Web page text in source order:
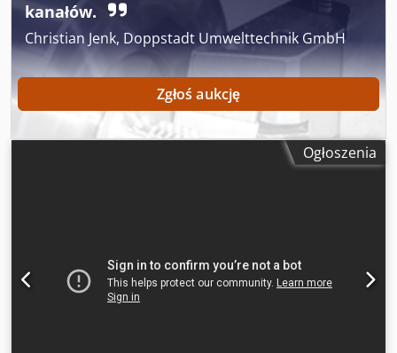
kanałów.
Christian Jenk, Doppstadt Umwelttechnik GmbH
Zgłoś aukcję
Ogłoszenia